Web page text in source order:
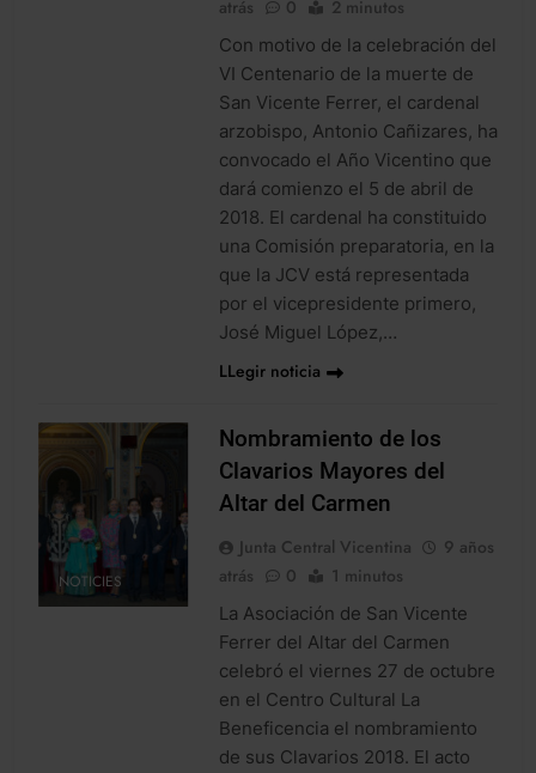
atrás
0 2 minutos
Con motivo de la celebración del
VI Centenario de la muerte de
San Vicente Ferrer, el cardenal
arzobispo, Antonio Cañizares, ha
convocado el Año Vicentino que
dará comienzo el 5 de abril de
2018. El cardenal ha constituido
una Comisión preparatoria, en la
que la JCV está representada
por el vicepresidente primero,
José Miguel López,…
LLegir noticia
NOTICIES
Nombramiento de los
Clavarios Mayores del
Altar del Carmen
Junta Central Vicentina
9 años
atrás
0 1 minutos
La Asociación de San Vicente
Ferrer del Altar del Carmen
celebró el viernes 27 de octubre
en el Centro Cultural La
Beneficencia el nombramiento
de sus Clavarios 2018. El acto